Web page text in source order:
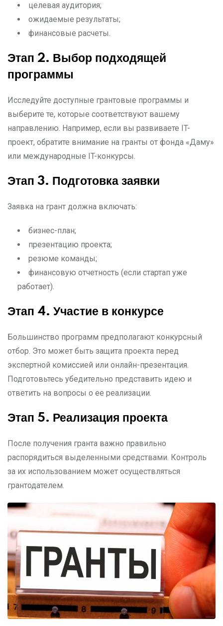
целевая аудитория;
ожидаемые результаты;
финансовые расчеты.
Этап 2. Выбор подходящей
программы
Исследуйте доступные грантовые программы и
выберите те, которые соответствуют вашему
направлению. Например, если вы развиваете IT-
проект, обратите внимание на гранты от фонда «Даму»
или международные IT-конкурсы.
Этап 3. Подготовка заявки
Заявка на грант должна включать:
бизнес-план;
презентацию проекта;
резюме команды;
финансовую отчетность (если стартап уже
работает).
Этап 4. Участие в конкурсе
Большинство программ предполагают конкурсный
отбор. Это может быть защита проекта перед
экспертной комиссией или онлайн-презентация.
Подготовьтесь убедительно представить идею и
ответить на вопросы о ее реализации.
Этап 5. Реализация проекта
После получения гранта важно правильно
распорядиться выделенными средствами. Контроль
за их использованием может осуществляться
грантодателем.